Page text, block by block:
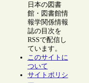
日本の図書
館・図書館情
報学関係情報
誌の目次を
RSSで配信し
ています。
このサイトに
ついて
サイトポリシ